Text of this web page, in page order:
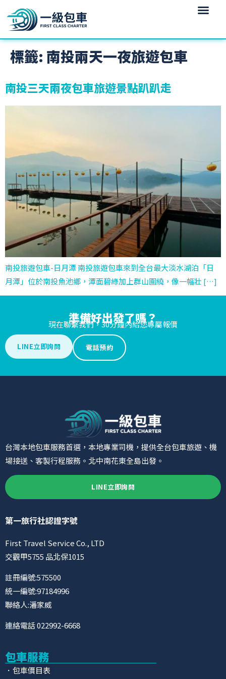
標籤: 南投兩天一夜旅遊包車
南投三天兩夜包車旅遊景點趴趴走
南投旅遊包車-日月潭 南投旅遊包車來到全台最大淡水湖泊「日
月潭」位於南投魚池鄉，潭面碧綠加上群山圍繞，像一幅壯 […]
準備好出發了嗎？
現在聯繫我們，30分鐘內給您專屬報價
LINE立即詢問 電話預約
台灣本地包車服務首選，本地專業司機，提供全台包車旅遊、機
場接送、客製行程服務。北中南花東全島出發。
LINE立即詢問
第一旅行社認證字號
First Travel Service Co., LTD
交觀甲5755 品北保1015
註冊編號:575500
統一編號:97184996
聯絡人:潘家威
連絡電話 022992-6668
包車服務
．包車價目表